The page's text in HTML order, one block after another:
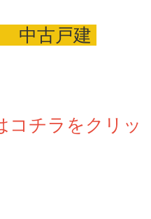
中古戸建
コチラをクリッ